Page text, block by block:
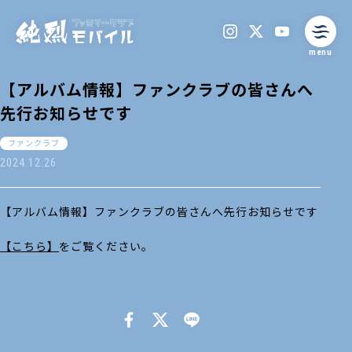
menu
【アルバム情報】ファンクラブの皆さんへ
先行お知らせです
ファンクラブ
2024.12.26
【アルバム情報】ファンクラブの皆さんへ先行お知らせです
【こちら】 をご覧ください。